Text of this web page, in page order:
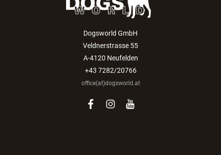
Dogsworld GmbH
Veldnerstrasse 55
A-4120 Neufelden
+43 7282/20766
office(at)dogsworld.at
facebook
instagram
youtube